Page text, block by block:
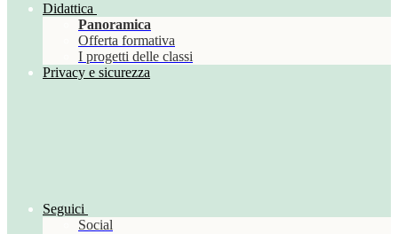
Didattica
Panoramica
Offerta formativa
I progetti delle classi
Privacy e sicurezza
Seguici
Social